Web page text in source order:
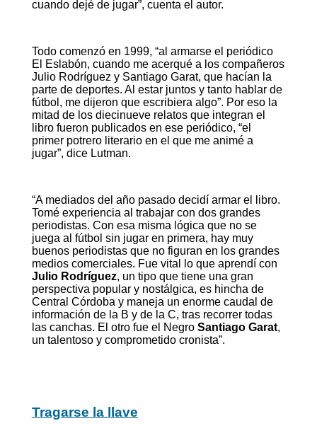
cuando dejé de jugar”, cuenta el autor.
Todo comenzó en 1999, “al armarse el periódico
El Eslabón, cuando me acerqué a los compañeros
Julio Rodríguez y Santiago Garat, que hacían la
parte de deportes. Al estar juntos y tanto hablar de
fútbol, me dijeron que escribiera algo”. Por eso la
mitad de los diecinueve relatos que integran el
libro fueron publicados en ese periódico, “el
primer potrero literario en el que me animé a
jugar”, dice Lutman.
“A mediados del año pasado decidí armar el libro.
Tomé experiencia al trabajar con dos grandes
periodistas. Con esa misma lógica que no se
juega al fútbol sin jugar en primera, hay muy
buenos periodistas que no figuran en los grandes
medios comerciales. Fue vital lo que aprendí con
Julio Rodríguez, un tipo que tiene una gran
perspectiva popular y nostálgica, es hincha de
Central Córdoba y maneja un enorme caudal de
información de la B y de la C, tras recorrer todas
las canchas. El otro fue el Negro Santiago Garat,
un talentoso y comprometido cronista”.
Tragarse la llave